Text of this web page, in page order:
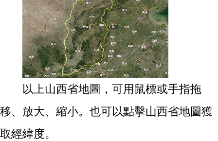
以上山西省地圖，可用鼠標或手指拖
移、放大、縮小。也可以點擊山西省地圖獲
取經緯度。